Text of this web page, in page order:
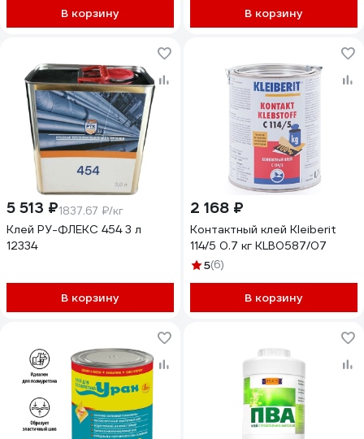
В корзину В корзину
5 513 ₽1837.67 ₽/кг
Клей РУ-ФЛЕКС 454 3 л
12334
В корзину
2 168 ₽
Контактный клей Kleiberit
114/5 0.7 кг KLB0587/07
5(6)
В корзину